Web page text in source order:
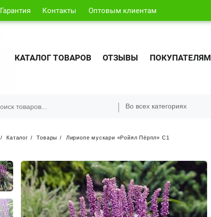
Гарантия Контакты Оптовым клиентам
КАТАЛОГ ТОВАРОВ ОТЗЫВЫ ПОКУПАТЕЛЯМ
Каталог Товары Лириопе мускари «Ройял Пёрпл» С1